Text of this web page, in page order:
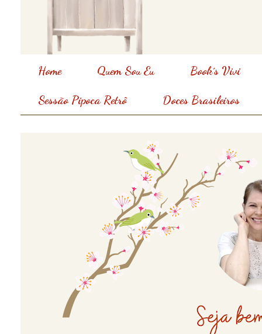
Home Quem Sou Eu Book´s Vivi
Sessão Pipoca Retrô Doces Brasileiros